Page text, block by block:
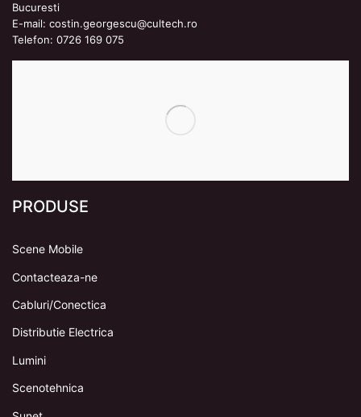
Bucuresti
E-mail: costin.georgescu@cultech.ro
Telefon: 0726 169 075
PRODUSE
Scene Mobile
Contacteaza-ne
Cabluri/Conectica
Distributie Electrica
Lumini
Scenotehnica